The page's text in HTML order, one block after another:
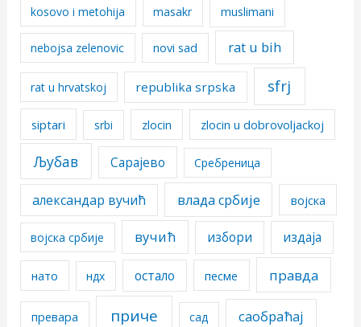
kosovo i metohija masakr muslimani
nebojsa zelenovic novi sad rat u bih
rat u hrvatskoj republika srpska sfrj
siptari srbi zlocin zlocin u dobrovoljackoj
Љубав Сарајево Сребреница
александар вучић влада србије војска
војска србије вучић избори издаја
нато ндх остало песме правда
превара приче сад саобраћај